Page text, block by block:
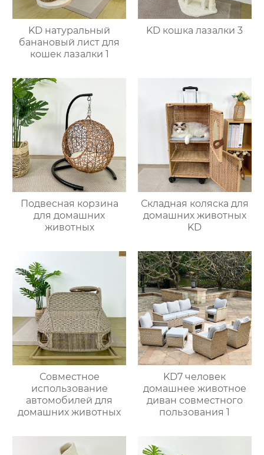
KD натуральный
банановый лист для
кошек лазалки 1
KD кошка лазалки 3
Подвесная корзина
для домашних
животных
Складная коляска для
домашних животных
KD
Совместное
использование
автомобилей для
домашних животных
KD7 человек
домашнее животное
диван совместного
пользования 1